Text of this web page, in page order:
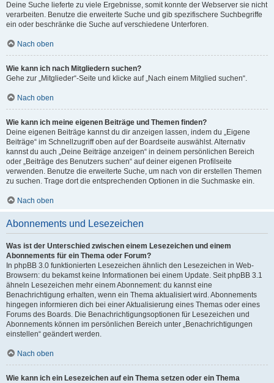
Deine Suche lieferte zu viele Ergebnisse, somit konnte der Webserver sie nicht
verarbeiten. Benutze die erweiterte Suche und gib spezifischere Suchbegriffe
ein oder beschränke die Suche auf verschiedene Unterforen.
Nach oben
Wie kann ich nach Mitgliedern suchen?
Gehe zur „Mitglieder“-Seite und klicke auf „Nach einem Mitglied suchen“.
Nach oben
Wie kann ich meine eigenen Beiträge und Themen finden?
Deine eigenen Beiträge kannst du dir anzeigen lassen, indem du „Eigene
Beiträge“ im Schnellzugriff oben auf der Boardseite auswählst. Alternativ
kannst du auch „Deine Beiträge anzeigen“ in deinem persönlichen Bereich
oder „Beiträge des Benutzers suchen“ auf deiner eigenen Profilseite
verwenden. Benutze die erweiterte Suche, um nach von dir erstellen Themen
zu suchen. Trage dort die entsprechenden Optionen in die Suchmaske ein.
Nach oben
Abonnements und Lesezeichen
Was ist der Unterschied zwischen einem Lesezeichen und einem
Abonnements für ein Thema oder Forum?
In phpBB 3.0 funktionierten Lesezeichen ähnlich den Lesezeichen in Web-
Browsern: du bekamst keine Informationen bei einem Update. Seit phpBB 3.1
ähneln Lesezeichen mehr einem Abonnement: du kannst eine
Benachrichtigung erhalten, wenn ein Thema aktualisiert wird. Abonnements
hingegen informieren dich bei einer Aktualisierung eines Themas oder eines
Forums des Boards. Die Benachrichtigungsoptionen für Lesezeichen und
Abonnements können im persönlichen Bereich unter „Benachrichtigungen
einstellen“ geändert werden.
Nach oben
Wie kann ich ein Lesezeichen auf ein Thema setzen oder ein Thema